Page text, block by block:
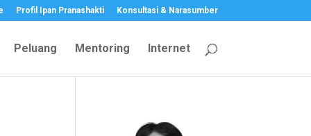
Profil Ipan Pranashakti Konsultasi & Narasumber
Peluang Mentoring Internet